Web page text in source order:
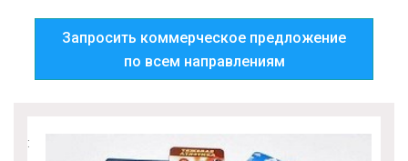
Запросить коммерческое предложение
по всем направлениям